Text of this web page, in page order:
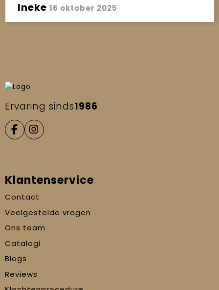
Ineke 16 oktober 2025
Ervaring sinds1986
Klantenservice
Contact
Veelgestelde vragen
Ons team
Catalogi
Blogs
Reviews